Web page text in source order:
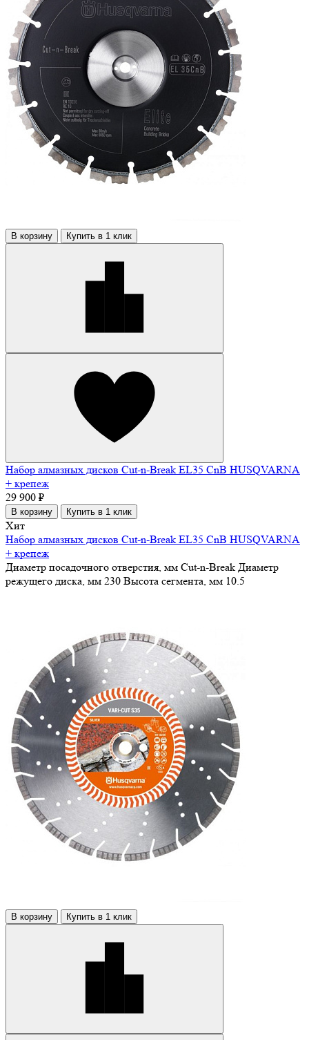
В корзину Купить в 1 клик
Набор алмазных дисков Cut-n-Break EL35 CnB HUSQVARNA
+ крепеж
29 900 ₽
В корзину Купить в 1 клик
Хит
Набор алмазных дисков Cut-n-Break EL35 CnB HUSQVARNA
+ крепеж
Диаметр посадочного отверстия, мм Cut-n-Break Диаметр
режущего диска, мм 230 Высота сегмента, мм 10.5
В корзину Купить в 1 клик